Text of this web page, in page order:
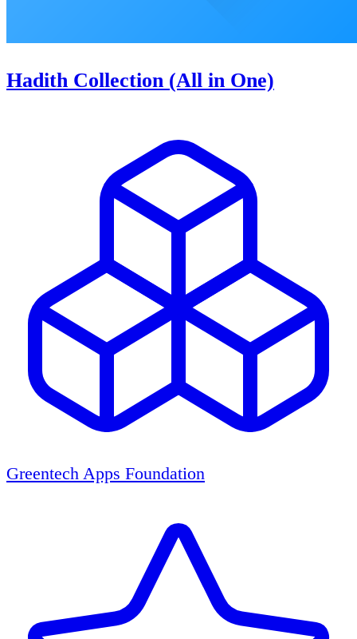
Hadith Collection (All in One)
Greentech Apps Foundation